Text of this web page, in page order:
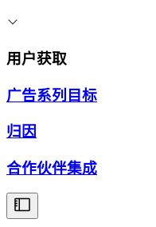
用户获取
广告系列目标
归因
合作伙伴集成